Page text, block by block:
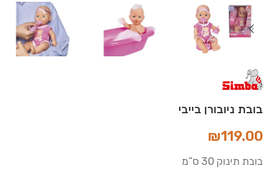
בובת ניובורן בייבי
₪119.00
בובת תינוק 30 ס”מ